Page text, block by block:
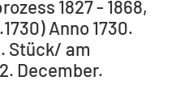
1827 - 1868,
Anno 1730.
Stück/ am
December.